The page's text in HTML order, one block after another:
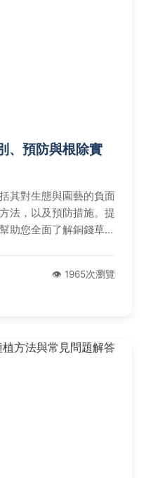
、預防與根除實
其對生態與園藝的負面
法，以及預防措施。提
助您全面了解銅錢草危
👁️ 1965次瀏覽